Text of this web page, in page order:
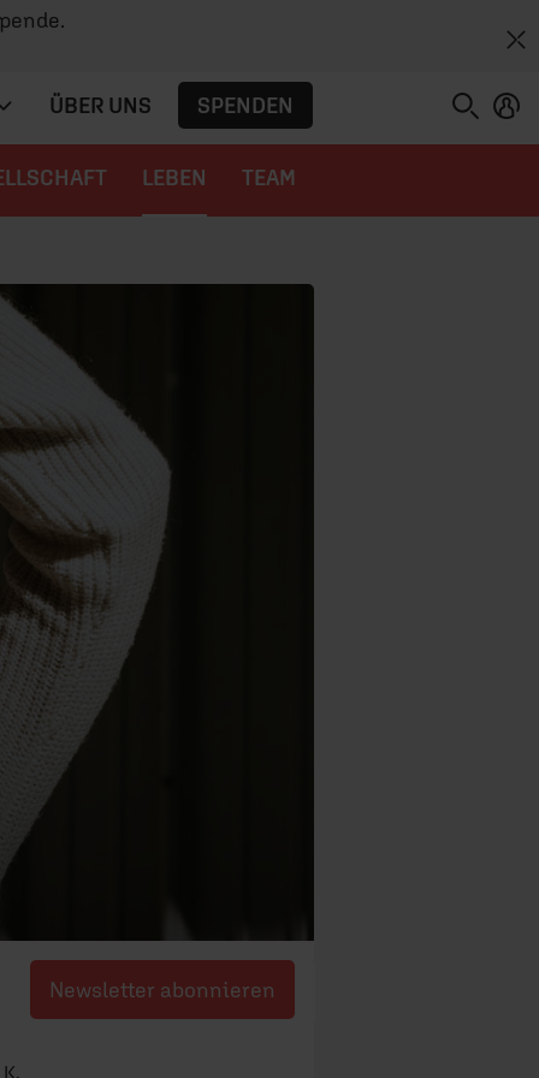
ÜBER UNS SPENDEN
LEBEN TEAM
Newsletter abonnieren